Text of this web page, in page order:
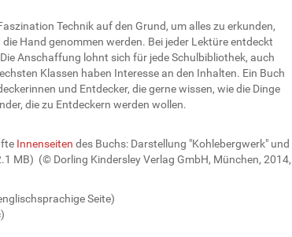
Technik auf den Grund, um alles zu erkunden,
Hand genommen werden. Bei jeder Lektüre entdeckt
Anschaffung lohnt sich für jede Schulbibliothek, auch
Klassen haben Interesse an den Inhalten. Ein Buch
und Entdecker, die gerne wissen, wie die Dinge
die zu Entdeckern werden wollen.
Innenseiten des Buchs: Darstellung "Kohlebergwerk" und
MB) (© Dorling Kindersley Verlag GmbH, München, 2014,
Seite)